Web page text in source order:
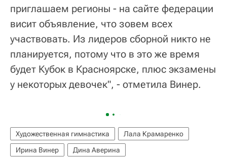
приглашаем регионы - на сайте федерации
висит объявление, что зовем всех
участвовать. Из лидеров сборной никто не
планируется, потому что в это же время
будет Кубок в Красноярске, плюс экзамены
у некоторых девочек", - отметила Винер.
Художественная гимнастика
Лала Крамаренко
Ирина Винер
Дина Аверина